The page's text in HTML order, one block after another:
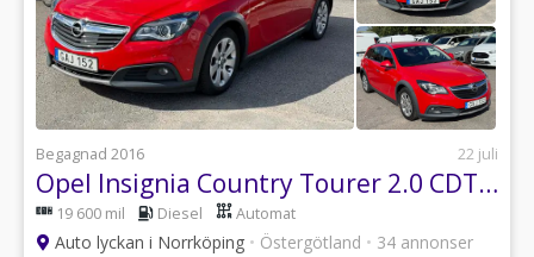
Begagnad 2016 22 juli
Opel Insignia Country Tourer 2.0 CDTI 4x4 Business Euro 6
19 600 mil Diesel Automat
Auto lyckan i Norrköping • Östergötland • 34 annonser